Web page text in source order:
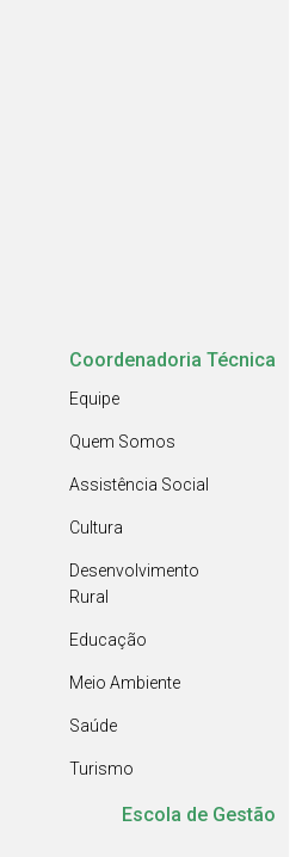
Coordenadoria Técnica
Equipe
Quem Somos
Assistência Social
Cultura
Desenvolvimento
Rural
Educação
Meio Ambiente
Saúde
Turismo
Escola de Gestão